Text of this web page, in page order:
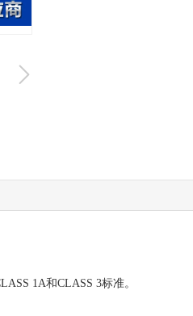
1A和CLASS 3标准。